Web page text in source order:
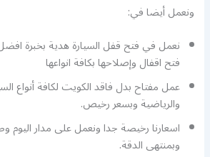
ونعمل أيضا في:
نعمل في فتح قفل السيارة هدية بخبرة
فتح اقفال وإصلاحها بكافة انواعها
عمل مفتاح بدل فاقد الكويت لكافة أنواع
والرياضية وبسعر رخيص.
اسعارنا رخيصة جدا ونعمل على مدار اليوم
وبمنتهى الدقة.